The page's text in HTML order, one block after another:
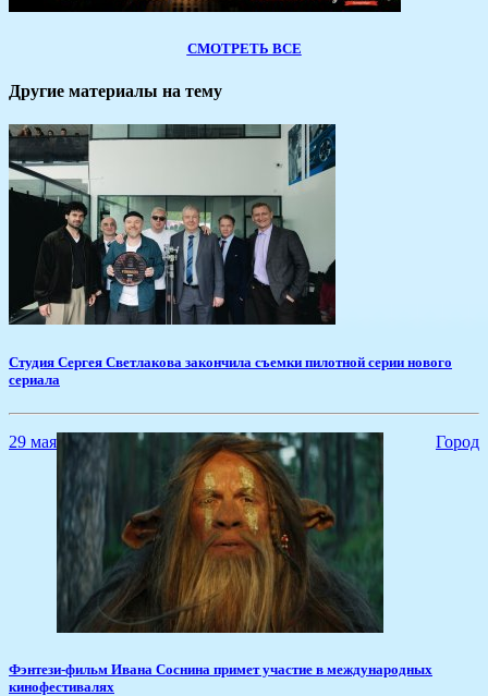
СМОТРЕТЬ ВСЕ
Другие материалы на тему
​Студия Сергея Светлакова закончила съемки пилотной серии нового
сериала
29 мая Город
​Фэнтези-фильм Ивана Соснина примет участие в международных
кинофестивалях